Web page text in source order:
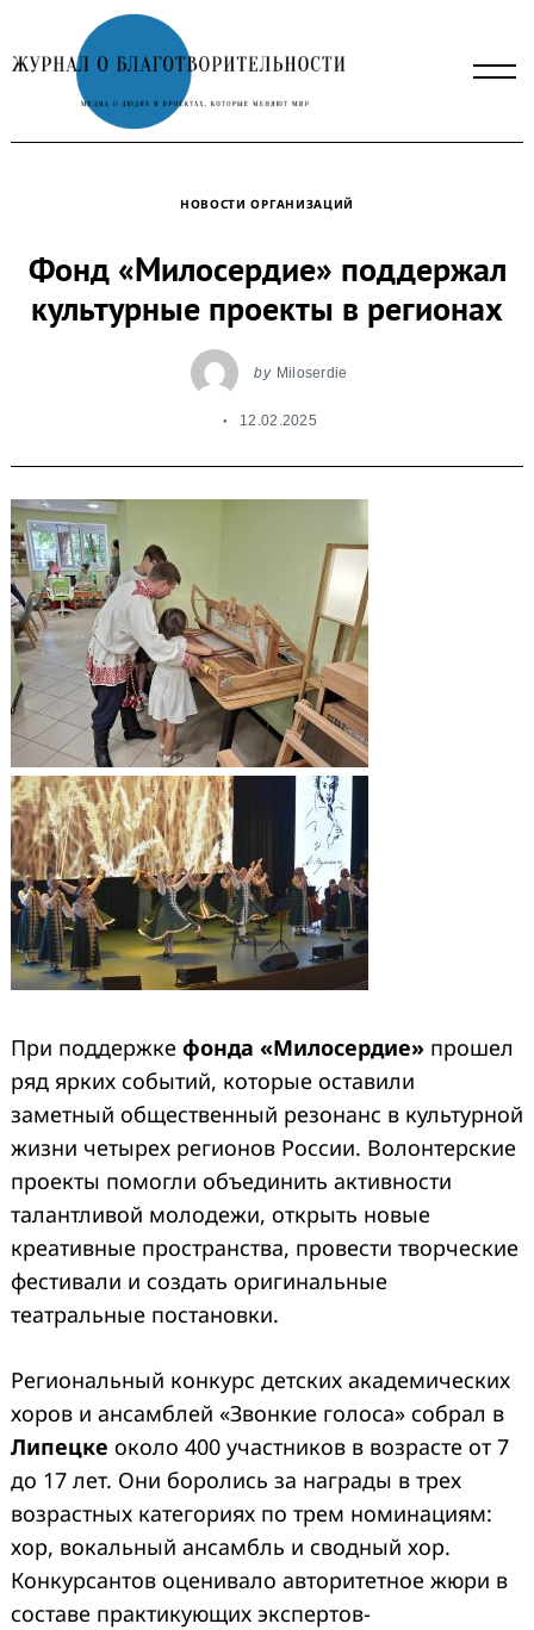
to
content
НОВОСТИ ОРГАНИЗАЦИЙ
Фонд «Милосердие» поддержал
культурные проекты в регионах
by Miloserdie
12.02.2025
При поддержке фонда «Милосердие» прошел
ряд ярких событий, которые оставили
заметный общественный резонанс в культурной
жизни четырех регионов России. Волонтерские
проекты помогли объединить активности
талантливой молодежи, открыть новые
креативные пространства, провести творческие
фестивали и создать оригинальные
театральные постановки.
Региональный конкурс детских академических
хоров и ансамблей «Звонкие голоса» собрал в
Липецке около 400 участников в возрасте от 7
до 17 лет. Они боролись за награды в трех
возрастных категориях по трем номинациям:
хор, вокальный ансамбль и сводный хор.
Конкурсантов оценивало авторитетное жюри в
составе практикующих экспертов-